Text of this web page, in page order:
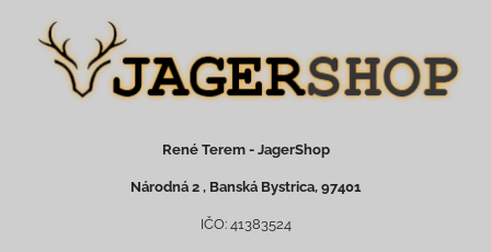
René Terem - JagerShop
Národná 2 , Banská Bystrica, 97401
IČO: 41383524